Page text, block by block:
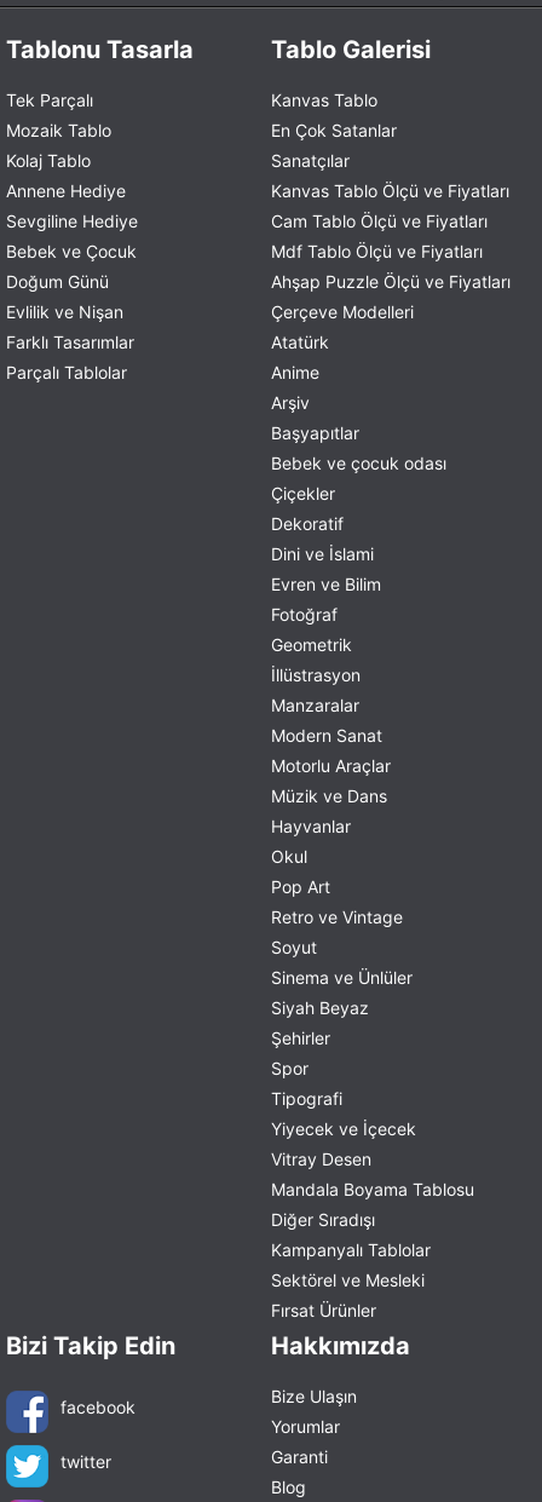
Tablonu Tasarla
Tek Parçalı
Mozaik Tablo
Kolaj Tablo
Annene Hediye
Sevgiline Hediye
Bebek ve Çocuk
Doğum Günü
Evlilik ve Nişan
Farklı Tasarımlar
Parçalı Tablolar
Tablo Galerisi
Kanvas Tablo
En Çok Satanlar
Sanatçılar
Kanvas Tablo Ölçü ve Fiyatları
Cam Tablo Ölçü ve Fiyatları
Mdf Tablo Ölçü ve Fiyatları
Ahşap Puzzle Ölçü ve Fiyatları
Çerçeve Modelleri
Atatürk
Anime
Arşiv
Başyapıtlar
Bebek ve çocuk odası
Çiçekler
Dekoratif
Dini ve İslami
Evren ve Bilim
Fotoğraf
Geometrik
İllüstrasyon
Manzaralar
Modern Sanat
Motorlu Araçlar
Müzik ve Dans
Hayvanlar
Okul
Pop Art
Retro ve Vintage
Soyut
Sinema ve Ünlüler
Siyah Beyaz
Şehirler
Spor
Tipografi
Yiyecek ve İçecek
Vitray Desen
Mandala Boyama Tablosu
Diğer Sıradışı
Kampanyalı Tablolar
Sektörel ve Mesleki
Fırsat Ürünler
Bizi Takip Edin
facebook
twitter
Hakkımızda
Bize Ulaşın
Yorumlar
Garanti
Blog